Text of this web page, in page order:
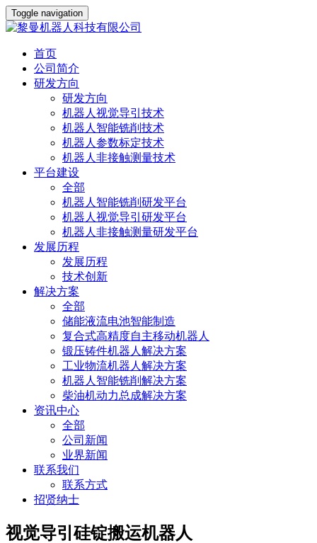
Toggle navigation
首页
公司简介
研发方向
研发方向
机器人视觉导引技术
机器人智能铣削技术
机器人参数标定技术
机器人非接触测量技术
平台建设
全部
机器人智能铣削研发平台
机器人视觉导引研发平台
机器人非接触测量研发平台
发展历程
发展历程
技术创新
解决方案
全部
储能液流电池智能制造
复合式高精度自主移动机器人
锻压铸件机器人解决方案
工业物流机器人解决方案
机器人智能铣削解决方案
柴油机动力总成解决方案
资讯中心
全部
公司新闻
业界新闻
联系我们
联系方式
招贤纳士
视觉导引硅锭搬运机器人